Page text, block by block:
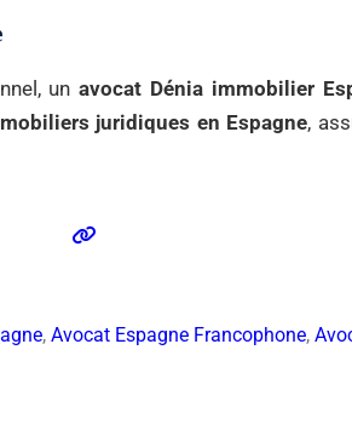
unavocat Dénia immobilier
juridiques en Espagne,
, Avocat Espagne Francophone,